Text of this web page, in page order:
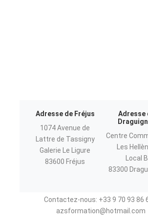
Adresse de Fréjus
1074 Avenue de
Lattre de Tassigny
Galerie Le Ligure
83600 Fréjus
Adresse
Centre
Les
Local B
83300
Contactez-nous: +33 9 70 93 86
azsformation@hotmail.com